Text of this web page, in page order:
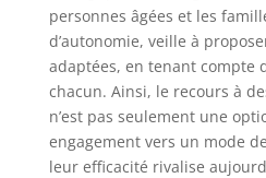
personnes âgées et les
d’autonomie, veille à
adaptées, en tenant compte
chacun. Ainsi, le recours à
n’est pas seulement une
engagement vers un mode
leur efficacité rivalise